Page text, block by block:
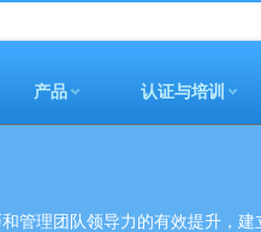
产品 认证与培训
管理团队领导力的有效提升，